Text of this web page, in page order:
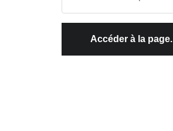
Accéder à la page.